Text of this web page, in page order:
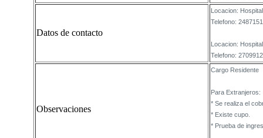
Datos de contacto
Locacion:
Telefono:
Locacion:
Telefono:
Observaciones
Cargo Residente
Para Extranjeros:
* Se realiza el
* Existe cupo.
* Prueba de